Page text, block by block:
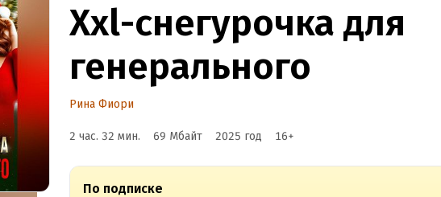
Xxl-снегурочка для
генерального
Рина Фиори
2 час. 32 мин. 69 Мбайт 2025 год 16+
По подписке